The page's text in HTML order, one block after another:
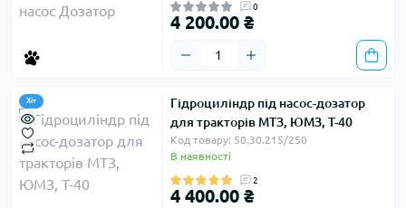
0
4 200.00 ₴
Хіт
Гідроциліндр під насос-дозатор
для тракторів МТЗ, ЮМЗ, Т-40
Код товару: 50.30.215/250
В наявності
2
4 400.00 ₴